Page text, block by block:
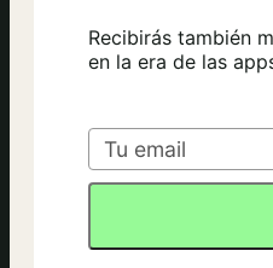
Recibirás también
en la era de las